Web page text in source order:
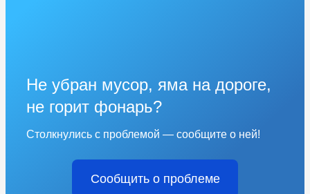
Не убран мусор, яма на дороге,
не горит фонарь?
Столкнулись с проблемой — сообщите о ней!
Сообщить о проблеме